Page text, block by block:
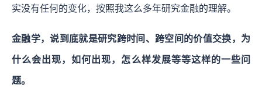
实没有任何的变化，按照我这么多年研究金融的理解。
金融学，说到底就是研究跨时间、跨空间的价值交换，为
什么会出现，如何出现，怎么样发展等等这样的一些问
题。